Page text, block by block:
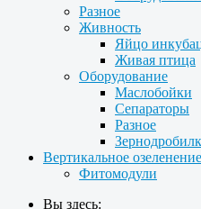
Разное
Живность
Яйцо
Живая птица
Оборудование
Маслобойки
Сепараторы
Разное
Вертикальное озеленение
Фитомодули
Вы здесь: